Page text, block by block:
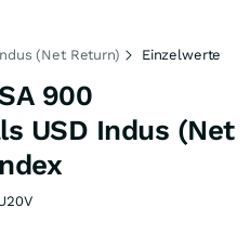
(Net Return)
Einzelwerte
900
USD Indus (Net